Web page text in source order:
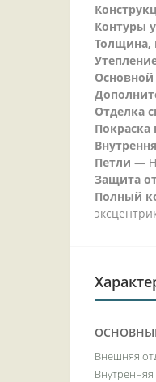
Контуры
Толщина,
Отделка
Покраска
Петли —
Защита
Полный
Внешняя
Внутренняя